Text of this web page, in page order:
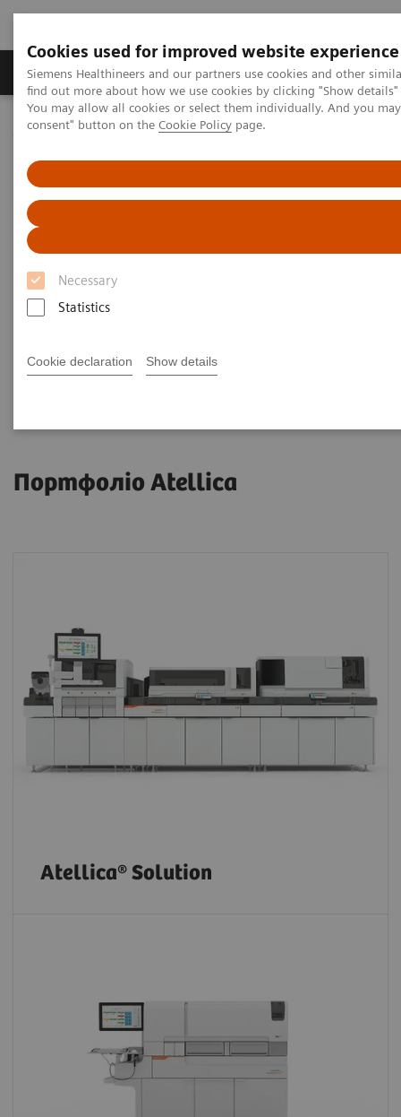
Cookies used for improved website experience
Siemens Healthineers and our partners use cookies and other
find out more about how we use cookies by clicking "Show
You may allow all cookies or select them individually. And you
consent" button on the Cookie Policy page.
Necessary
Statistics
Cookie declaration Show details
Продукція та сервіси Клінічні галузі
Домашня
Лабораторна діагностика
Системи біохімічного та
імунологічного аналізу
Портфоліо Atellica
Atellica® Solution